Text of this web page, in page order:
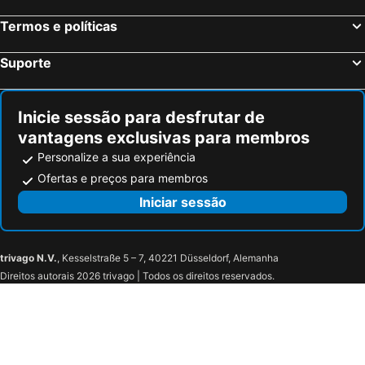
Saint-Martin-sur-la-Chambre, bed and breakfasts
Les Déserts, bed and breakfasts
Tournon, bed and breakfasts
Hauteluce, bed and breakfasts
Termos e políticas
Suporte
Inicie sessão para desfrutar de
vantagens exclusivas para membros
Personalize a sua experiência
Ofertas e preços para membros
Iniciar sessão
trivago N.V., Kesselstraße 5 – 7, 40221 Düsseldorf, Alemanha
Direitos autorais 2026 trivago | Todos os direitos reservados.